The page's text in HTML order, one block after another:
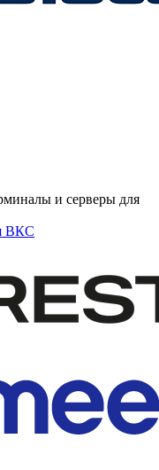
и серверы для
ВКС